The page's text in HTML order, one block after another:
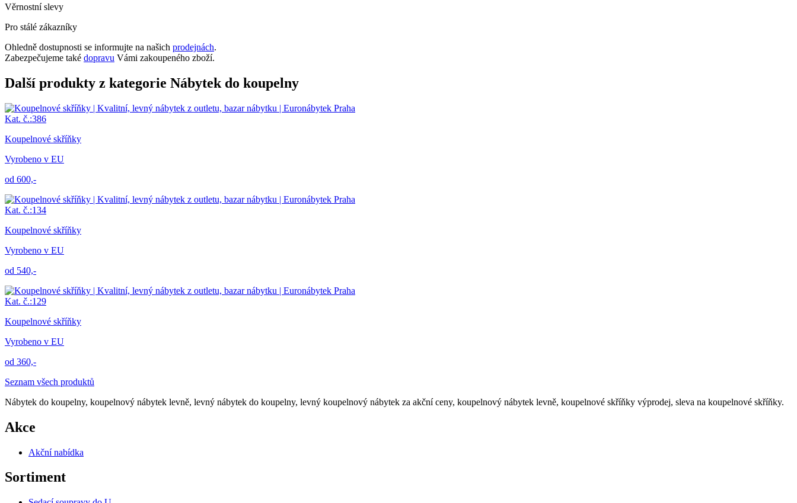
Věrnostní slevy
Pro stálé zákazníky
Ohledně dostupnosti se informujte na našich prodejnách.
Zabezpečujeme také dopravu Vámi zakoupeného zboží.
Další produkty z kategorie Nábytek do koupelny
Kat. č.:386
Koupelnové skříňky
Vyrobeno v EU
od 600,-
Kat. č.:134
Koupelnové skříňky
Vyrobeno v EU
od 540,-
Kat. č.:129
Koupelnové skříňky
Vyrobeno v EU
od 360,-
Seznam všech produktů
Nábytek do koupelny, koupelnový nábytek levně, levný nábytek do koupelny, levný koupelnový nábytek za akční ceny, koupelnový nábytek levně, koupelnové skříňky‎ výprodej, sleva na koupelnové skříňky‎.
Akce
Akční nabídka
Sortiment